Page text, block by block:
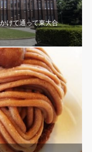
けて通って東大合